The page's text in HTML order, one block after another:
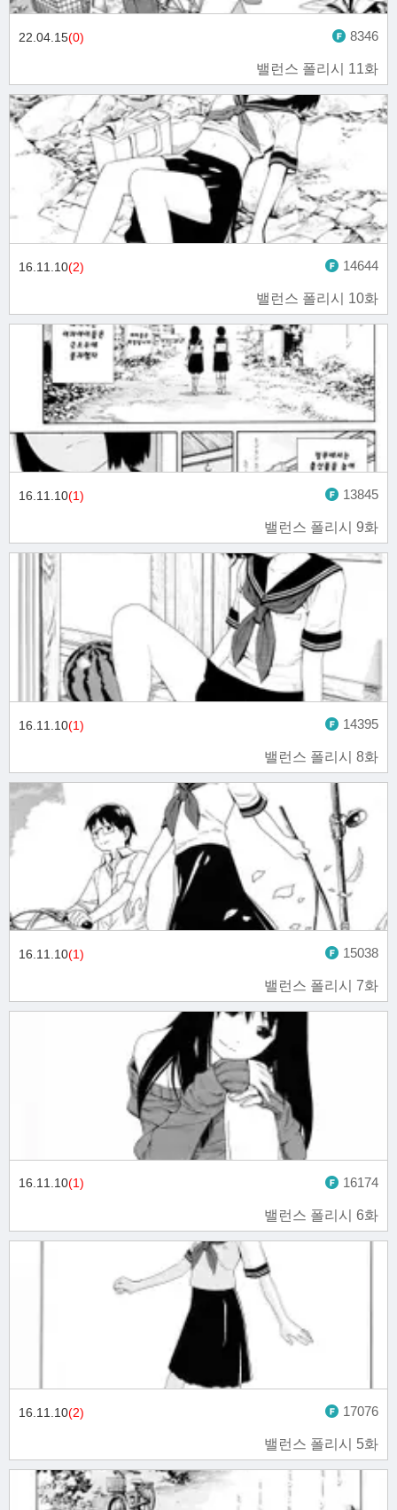
밸런스 폴리시 11화
22.04.15(0) 8346
밸런스 폴리시 10화
16.11.10(2) 14644
밸런스 폴리시 9화
16.11.10(1) 13845
밸런스 폴리시 8화
16.11.10(1) 14395
밸런스 폴리시 7화
16.11.10(1) 15038
밸런스 폴리시 6화
16.11.10(1) 16174
밸런스 폴리시 5화
16.11.10(2) 17076